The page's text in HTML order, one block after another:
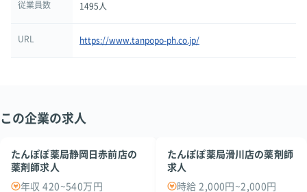
従業員数 1495人
URL https://www.tanpopo-ph.co.jp/
この企業の求人
たんぽぽ薬局静岡日赤前店の
薬剤師求人
年収 420~540万円
たんぽぽ薬局滑川店の薬剤師
求人
時給 2,000円~2,000円